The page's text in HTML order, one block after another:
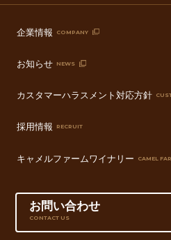
企業情報 COMPANY
お知らせ NEWS
カスタマーハラスメント対応方針
採用情報 RECRUIT
キャメルファームワイナリー CAMEL
お問い合わせ
CONTACT US